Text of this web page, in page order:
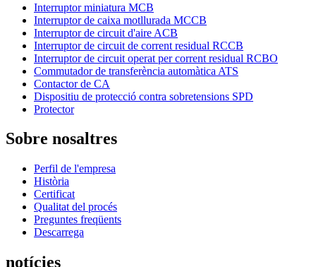
Interruptor miniatura MCB
Interruptor de caixa motllurada MCCB
Interruptor de circuit d'aire ACB
Interruptor de circuit de corrent residual RCCB
Interruptor de circuit operat per corrent residual RCBO
Commutador de transferència automàtica ATS
Contactor de CA
Dispositiu de protecció contra sobretensions SPD
Protector
Sobre nosaltres
Perfil de l'empresa
Història
Certificat
Qualitat del procés
Preguntes freqüents
Descarrega
notícies